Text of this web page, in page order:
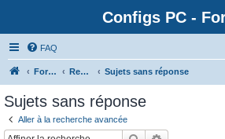
Configs PC -
FAQ
Forum Rechercher Sujets sans réponse
Sujets sans réponse
Aller à la recherche avancée